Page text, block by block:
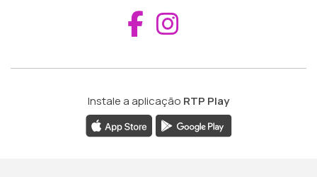
Aceder ao
Instale a aplicação RTP Play